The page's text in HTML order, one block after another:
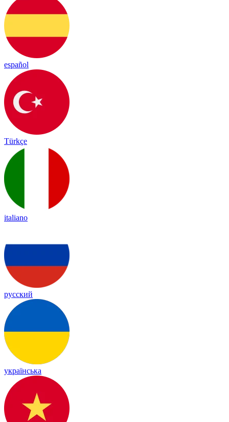
español
Türkçe
italiano
русский
українська